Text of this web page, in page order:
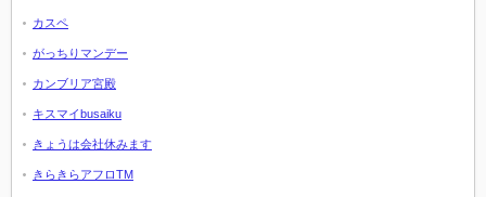
カスペ
がっちりマンデー
カンブリア宮殿
キスマイbusaiku
きょうは会社休みます
きらきらアフロTM